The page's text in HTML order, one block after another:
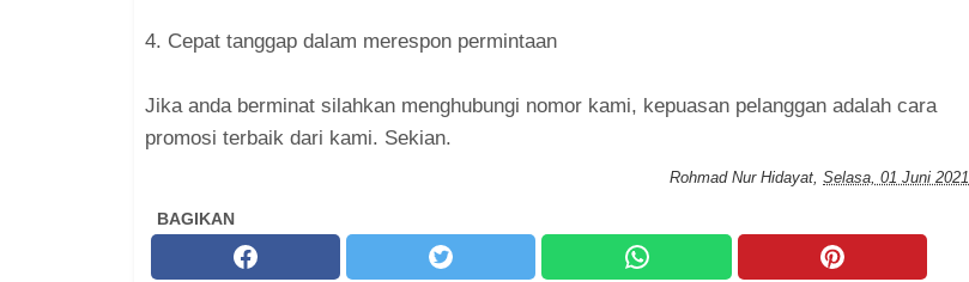
4. Cepat tanggap dalam merespon permintaan
Jika anda berminat silahkan menghubungi nomor kami, kepuasan pelanggan adalah cara
promosi terbaik dari kami. Sekian.
Rohmad Nur Hidayat, Selasa, 01 Juni 2021
BAGIKAN